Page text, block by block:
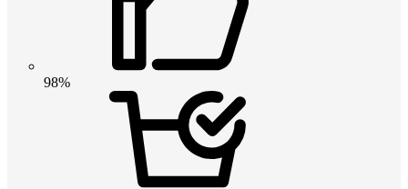
98%